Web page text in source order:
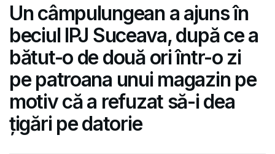
Un câmpulungean a ajuns în
beciul IPJ Suceava, după ce a
bătut-o de două ori într-o zi
pe patroana unui magazin pe
motiv că a refuzat să-i dea
țigări pe datorie